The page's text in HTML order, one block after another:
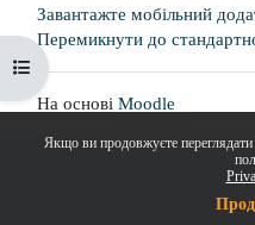
Якщо ви продовжуєте
Відкритий покажчик курсу
Завантажте мобільний
Перемикнути до
На основі Moodle